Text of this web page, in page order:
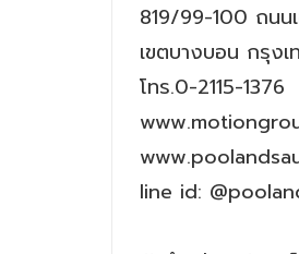
819/99-100 ถนน
เขตบางบอน กรุง
โทร.0-2115-
line id: